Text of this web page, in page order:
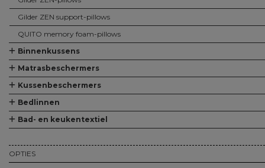
Gilder ZEN support-pillows
QUITO memory foam-pillows
Binnenkussens
Alle Binnenkussens
Binnenkussens
Matrasbeschermers
Alle Matrasbeschermers
Matrasbeschermers
Matrasbeschermers - speciaal voor split
Matrasbeschermers - speciaal voor topper
Kussenbeschermers
Alle Kussenbeschermers
Kussenbeschermers
Bedlinnen
Alle Bedlinnen
Hoeslakens
Hoeslakens - speciaal voor topper
Hoeslakens - speciaal voor split
Lakens
Kussenslopen
Dekbedovertreksets
Bad- en keukentextiel
Alle Bad- en keukentextiel
Baddoeken/badlakens
Badmatten
Keukendoeken
Theedoeken/droogdoeken
Werkdoekjes
OPTIES